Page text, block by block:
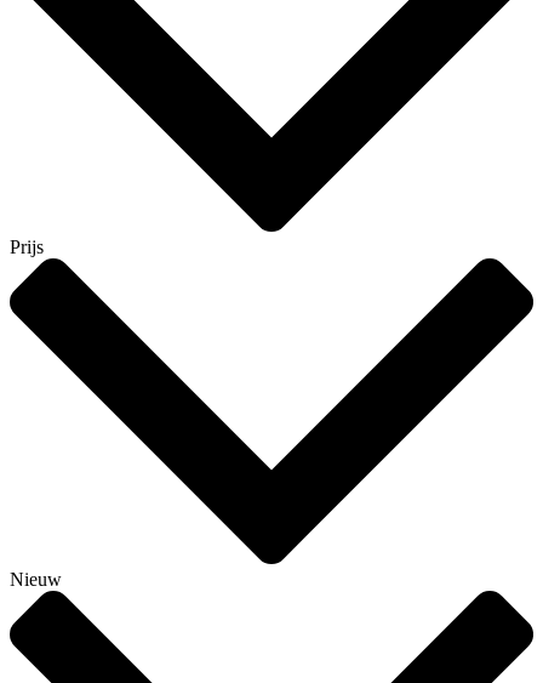
Prijs
Nieuw